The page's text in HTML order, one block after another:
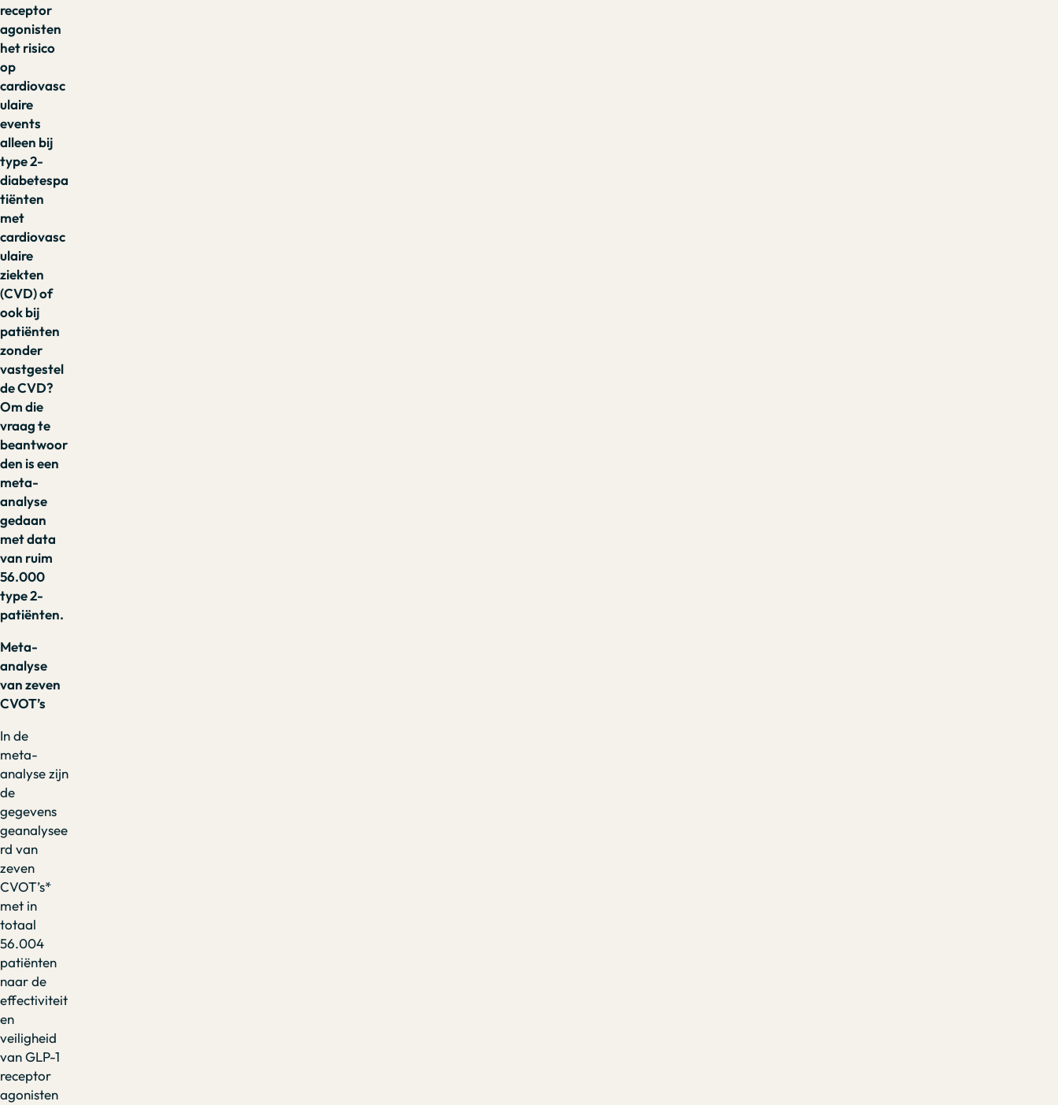
receptor
agonisten
het risico
op
cardiovasc
ulaire
events
alleen bij
type 2-
diabetespa
tiënten
met
cardiovasc
ulaire
ziekten
(CVD) of
ook bij
patiënten
zonder
vastgestel
de CVD?
Om die
vraag te
beantwoor
den is een
meta-
analyse
gedaan
met data
van ruim
56.000
type 2-
patiënten.
Meta-
analyse
van zeven
CVOT’s
In de
meta-
analyse zijn
de
gegevens
geanalysee
rd van
zeven
CVOT’s*
met in
totaal
56.004
patiënten
naar de
effectiviteit
en
veiligheid
van GLP-1
receptor
agonisten